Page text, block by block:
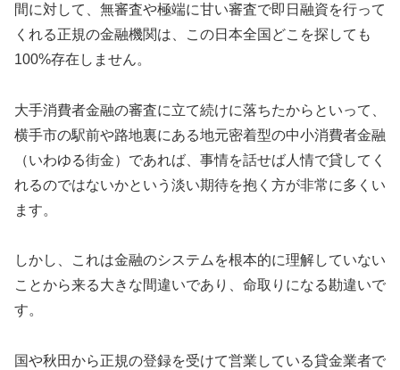
間に対して、無審査や極端に甘い審査で即日融資を行って
くれる正規の金融機関は、この日本全国どこを探しても
100%存在しません。
大手消費者金融の審査に立て続けに落ちたからといって、
横手市の駅前や路地裏にある地元密着型の中小消費者金融
（いわゆる街金）であれば、事情を話せば人情で貸してく
れるのではないかという淡い期待を抱く方が非常に多くい
ます。
しかし、これは金融のシステムを根本的に理解していない
ことから来る大きな間違いであり、命取りになる勘違いで
す。
国や秋田から正規の登録を受けて営業している貸金業者で